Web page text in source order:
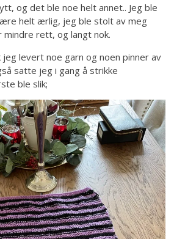
og det ble noe helt annet.. Jeg ble
helt ærlig, jeg ble stolt av meg
rett, og langt nok.
levert noe garn og noen pinner av
satte jeg i gang å strikke
ble slik;